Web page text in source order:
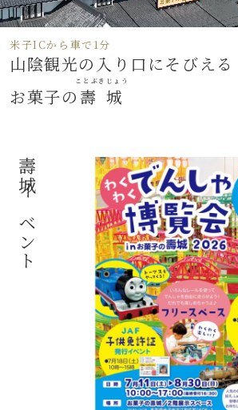
米子ICから車で 1分
山陰観光の入り口にそびえる
お菓子の 壽城
ことぶきじょう
壽城イベント